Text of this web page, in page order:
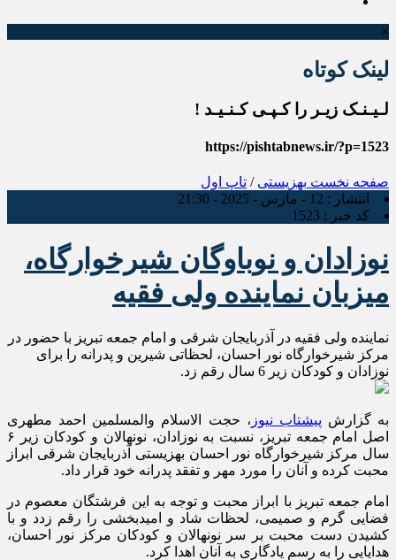
×
لینک کوتاه
لـیـنـک زیـر را کـپـی کـنـیـد !
https://pishtabnews.ir/?p=1523
صفحه نخست بهزیستی / تاپ اول
انتشار : 12 - مارس - 2025 - 21:30
کد خبر : 1523
نوزادان و نوباوگان شیرخوارگاه،
میزبان نماینده ولی فقیه
نماینده ولی فقیه در آذربایجان شرقی و امام جمعه تبریز با حضور در
مرکز شیرخوارگاه نور احسان، لحظاتی شیرین و پدرانه را برای
نوزادان و کودکان زیر 6 سال رقم زد.
به گزارش پیشتاب نیوز ، حجت الاسلام والمسلمین احمد مطهری
اصل امام جمعه تبریز، نسبت به نوزادان، نونهالان و کودکان زیر ۶
سال مرکز شیرخوارگاه نور احسان بهزیستی آذربایجان شرقی ابراز
محبت کرده و آنان را مورد مهر و تفقد پدرانه خود قرار داد.
امام جمعه تبریز با ابراز محبت و توجه به این فرشتگان معصوم در
فضایی گرم و صمیمی، لحظات شاد و امیدبخشی را رقم زدد و با
کشیدن دست محبت بر سر نونهالان و کودکان مرکز نور احسان،
هدایایی را به رسم یادگاری به آنان اهدا کرد.